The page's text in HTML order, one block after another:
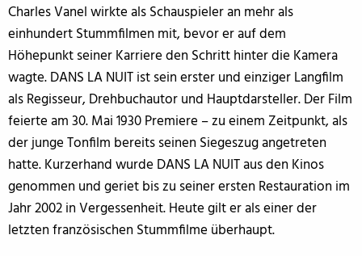
Charles Vanel wirkte als Schauspieler an mehr als
einhundert Stummfilmen mit, bevor er auf dem
Höhepunkt seiner Karriere den Schritt hinter die Kamera
wagte. DANS LA NUIT ist sein erster und einziger Langfilm
als Regisseur, Drehbuchautor und Hauptdarsteller. Der Film
feierte am 30. Mai 1930 Premiere – zu einem Zeitpunkt, als
der junge Tonfilm bereits seinen Siegeszug angetreten
hatte. Kurzerhand wurde DANS LA NUIT aus den Kinos
genommen und geriet bis zu seiner ersten Restauration im
Jahr 2002 in Vergessenheit. Heute gilt er als einer der
letzten französischen Stummfilme überhaupt.